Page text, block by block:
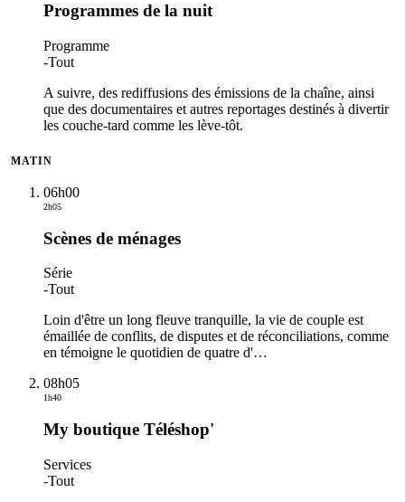
Programmes de la nuit
Programme
-Tout
A suivre, des rediffusions des émissions de la chaîne, ainsi
que des documentaires et autres reportages destinés à divertir
les couche-tard comme les lève-tôt.
MATIN
06h00
2h05
Scènes de ménages
Série
-Tout
Loin d'être un long fleuve tranquille, la vie de couple est
émaillée de conflits, de disputes et de réconciliations, comme
en témoigne le quotidien de quatre d'…
08h05
1h40
My boutique Téléshop'
Services
-Tout